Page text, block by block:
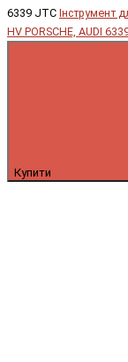
6339 JTC Інструмент
HV PORSCHE, AUDI
Купити